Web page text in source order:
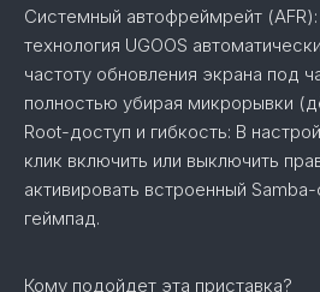
Системный автофреймрейт
технология UGOOS
частоту обновления экрана под
полностью убирая микрорывки
Root-доступ и гибкость: В
клик включить или выключить
активировать встроенный
геймпад.
Кому подойдет эта приставка?